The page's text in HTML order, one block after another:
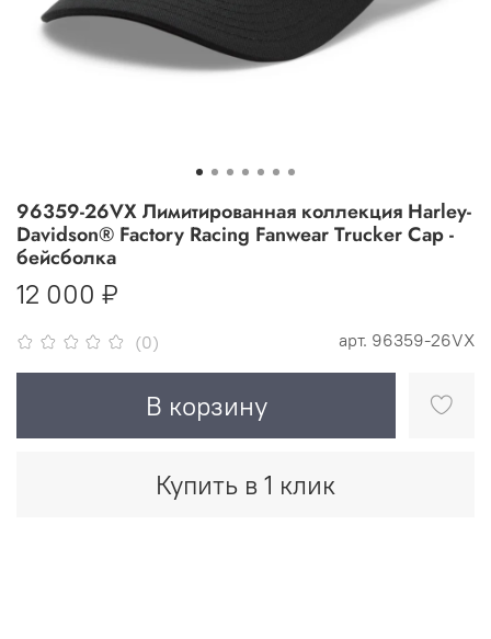
(0) арт. 96359-26VX
96359-26VX Лимитированная коллекция Harley-
Davidson® Factory Racing Fanwear Trucker Cap -
бейсболка
12 000 ₽
В корзину
Купить в 1 клик